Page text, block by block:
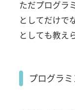
ただプログラ
としてだけで
としても教え
プログラ